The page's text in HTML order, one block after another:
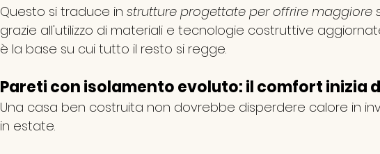
Questo si traduce in strutture progettate per offrire maggiore
grazie all'utilizzo di materiali e tecnologie costruttive
è la base su cui tutto il resto si regge.
Pareti con isolamento evoluto: il comfort inizia
Una casa ben costruita non dovrebbe disperdere calore in
in estate.